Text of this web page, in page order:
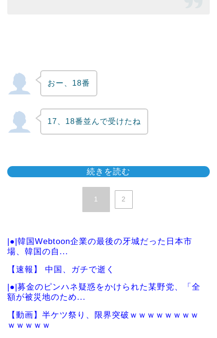
おー、18番
17、18番並んで受けたね
続きを読む
1 2
|●|韓国Webtoon企業の最後の牙城だった日本市
場、韓国の自...
【速報】 中国、ガチで逝く
|●|募金のピンハネ疑惑をかけられた某野党、「全
額が被災地のため...
【動画】半ケツ祭り、限界突破ｗｗｗｗｗｗｗｗ
ｗｗｗｗｗ